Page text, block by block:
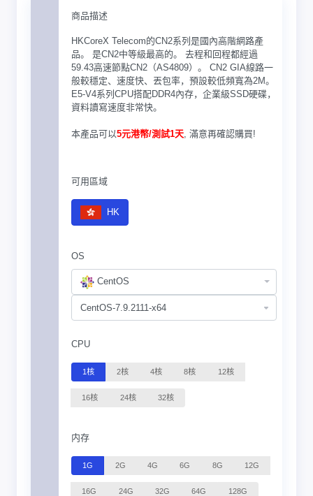
商品描述
HKCoreX Telecom的CN2系列是國內高階網路產
品。 是CN2中等級最高的。 去程和回程都經過
59.43高速節點CN2（AS4809）。 CN2 GIA線路一
般較穩定、速度快、丟包率，預設較低頻寬為2M。
E5-V4系列CPU搭配DDR4內存，企業級SSD硬碟，
資料讀寫速度非常快。
本產品可以5元港幣/測試1天 , 滿意再確認購買!
可用區域
HK
OS
CentOS
CPU
1核 2核 4核 8核 12核
16核 24核 32核
内存
1G 2G 4G 6G 8G 12G
16G 24G 32G 64G 128G